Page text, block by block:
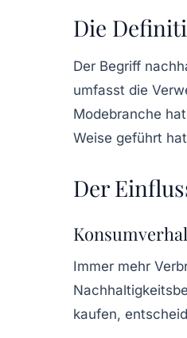
Die
Der Begriff
umfasst die
Modebranche
Weise geführt
Der
Immer mehr
kaufen,